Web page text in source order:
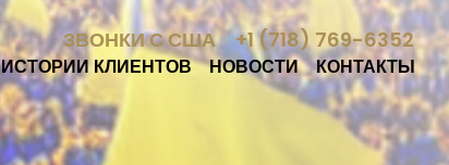
ЗВОНКИ С США +1 (718) 769-6352
ИСТОРИИ КЛИЕНТОВ НОВОСТИ КОНТАКТЫ